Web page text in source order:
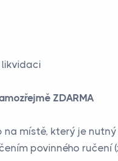
likvidaci
ZDARMA
na místě, který je
povinného ručení